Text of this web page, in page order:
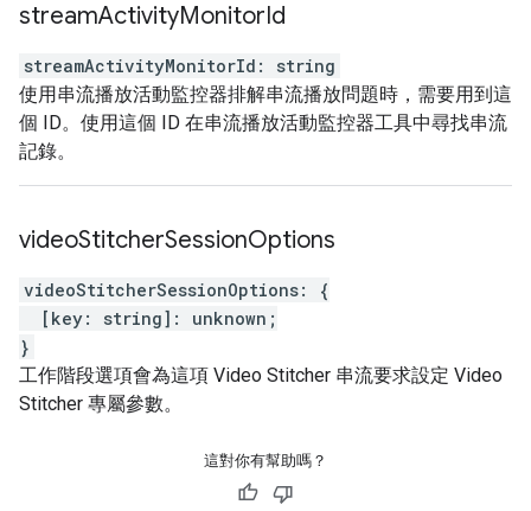
streamActivityMonitorId
streamActivityMonitorId :
string
使用串流播放活動監控器排解串流播放問題時，需要用到這
個 ID。使用這個 ID 在串流播放活動監控器工具中尋找串流
記錄。
videoStitcherSessionOptions
videoStitcherSessionOptions:
{
[ key: string] : unknown ;
}
工作階段選項會為這項 Video Stitcher 串流要求設定 Video
Stitcher 專屬參數。
這對你有幫助嗎？